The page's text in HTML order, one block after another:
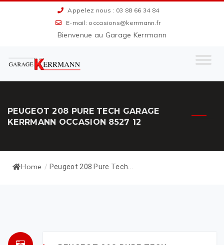
Appelez nous : 03 88 66 34 84
E-mail: occasions@kerrmann.fr
Bienvenue au Garage Kerrmann
PEUGEOT 208 PURE TECH GARAGE
KERRMANN OCCASION 8527 12
Home / Peugeot 208 Pure Tech...